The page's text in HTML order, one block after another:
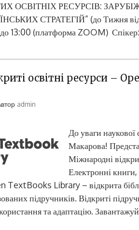
ОСВІТНІХ РЕСУРСІВ:
СТРАТЕГІЙ” (до Тижня
до 13:00 (платформа ZOOM)
освітні ресурси –
admin
До уваги
Макарова!
Міжнародні
Електронні
TextBooks Library – відкрита
підручників. Відкриті
та адаптацію.